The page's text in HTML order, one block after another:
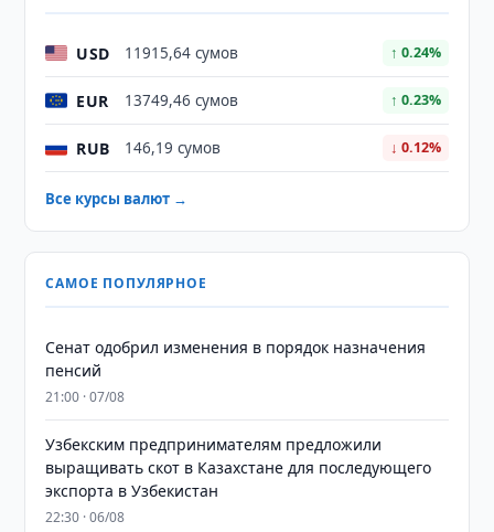
USD 11915,64 сумов ↑ 0.24%
EUR 13749,46 сумов ↑ 0.23%
RUB 146,19 сумов ↓ 0.12%
Все курсы валют →
САМОЕ ПОПУЛЯРНОЕ
Сенат одобрил изменения в порядок назначения
пенсий
21:00 · 07/08
Узбекским предпринимателям предложили
выращивать скот в Казахстане для последующего
экспорта в Узбекистан
22:30 · 06/08